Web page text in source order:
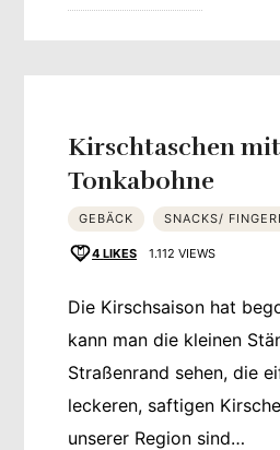
Kirschtaschen mit
Tonkabohne
GEBÄCK SNACKS/
4 LIKES 1.112 VIEWS
Die Kirschsaison hat
kann man die kleinen
Straßenrand sehen, die
leckeren, saftigen
unserer Region sind…